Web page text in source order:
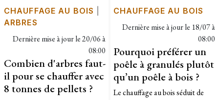
CHAUFFAGE AU BOIS
ARBRES
Dernière mise à jour le20/06 à
08:00
Combien d'arbres faut-
il pour se chauffer avec
8 tonnes de pellets ?
CHAUFFAGE AU BOIS
Dernière mise à jour le 18/07 à
08:00
Pourquoi préférer un
poêle à granulés plutôt
qu’un poêle à bois ?
Le chauffage au bois séduit de